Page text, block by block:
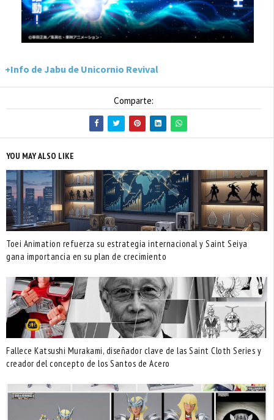
+Info de Jabu de Unicornio Revival
Comparte:
YOU MAY ALSO LIKE
Toei Animation refuerza su estrategia internacional y Saint Seiya
gana importancia en su plan de crecimiento
Fallece Katsushi Murakami, diseñador clave de las Saint Cloth Series y
creador del concepto de los Santos de Acero